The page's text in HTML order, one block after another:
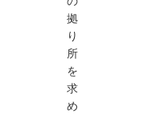
拠
り
所
を
求
め